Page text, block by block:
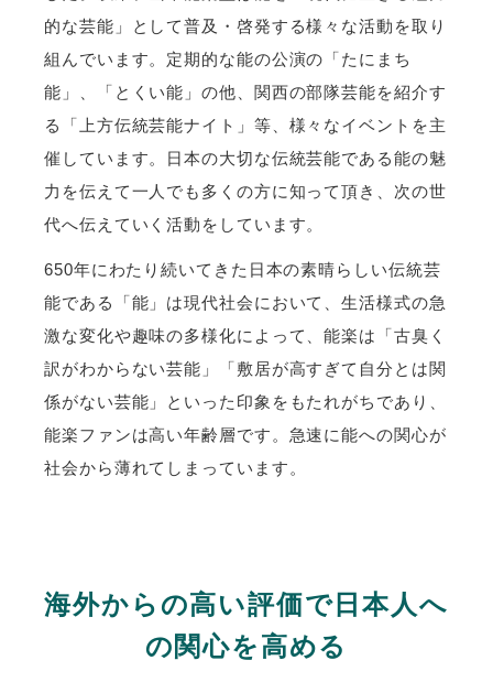
的な芸能」として普及・啓発する様々な活動を取り
組んでいます。定期的な能の公演の「たにまち
能」、「とくい能」の他、関西の部隊芸能を紹介す
る「上方伝統芸能ナイト」等、様々なイベントを主
催しています。日本の大切な伝統芸能である能の魅
力を伝えて一人でも多くの方に知って頂き、次の世
代へ伝えていく活動をしています。
650年にわたり続いてきた日本の素晴らしい伝統芸
能である「能」は現代社会において、生活様式の急
激な変化や趣味の多様化によって、能楽は「古臭く
訳がわからない芸能」「敷居が高すぎて自分とは関
係がない芸能」といった印象をもたれがちであり、
能楽ファンは高い年齢層です。急速に能への関心が
社会から薄れてしまっています。
海外からの高い評価で日本人へ
の関心を高める